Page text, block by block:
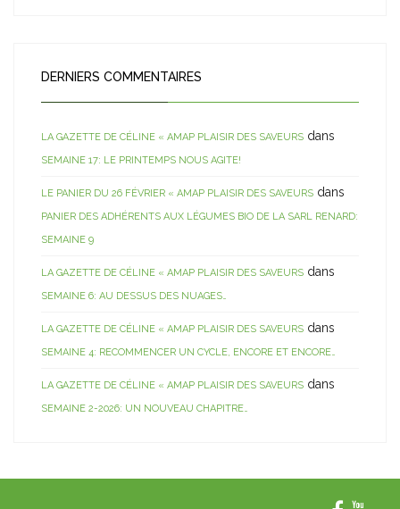
DERNIERS COMMENTAIRES
LA GAZETTE DE CÉLINE « AMAP PLAISIR DES SAVEURS dans
SEMAINE 17: LE PRINTEMPS NOUS AGITE!
LE PANIER DU 26 FÉVRIER « AMAP PLAISIR DES SAVEURS dans
PANIER DES ADHÉRENTS AUX LÉGUMES BIO DE LA SARL RENARD:
SEMAINE 9
LA GAZETTE DE CÉLINE « AMAP PLAISIR DES SAVEURS dans
SEMAINE 6: AU DESSUS DES NUAGES…
LA GAZETTE DE CÉLINE « AMAP PLAISIR DES SAVEURS dans
SEMAINE 4: RECOMMENCER UN CYCLE, ENCORE ET ENCORE…
LA GAZETTE DE CÉLINE « AMAP PLAISIR DES SAVEURS dans
SEMAINE 2-2026: UN NOUVEAU CHAPITRE…